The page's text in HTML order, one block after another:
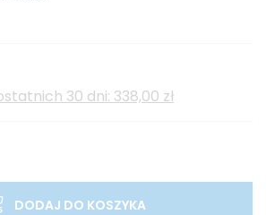
30 dni: 338,00 zł
DODAJ DO KOSZYKA